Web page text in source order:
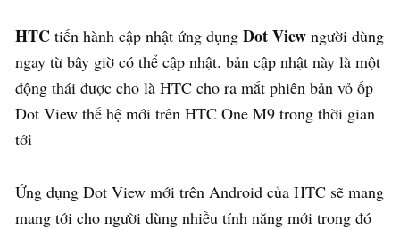
HTC tiến hành cập nhật ứng dụng Dot View người dùng
ngay từ bây giờ có thể cập nhật. bản cập nhật này là một
động thái được cho là HTC cho ra mắt phiên bản vỏ ốp
Dot View thế hệ mới trên HTC One M9 trong thời gian
tới
Ứng dụng Dot View mới trên Android của HTC sẽ mang
mang tới cho người dùng nhiều tính năng mới trong đó